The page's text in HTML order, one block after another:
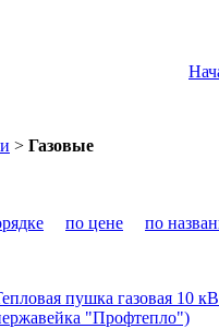
> Газовые
по цене по
пушка газовая 10
"Профтепло")